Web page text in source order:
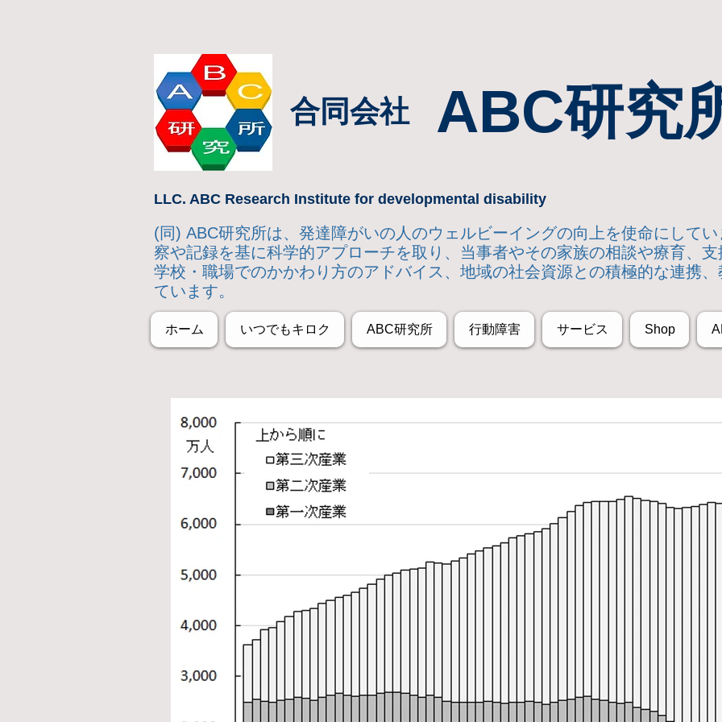
合同会社 ABC研究
LLC. ABC Research Institute for developmental disability
(同) ABC研究所は、発達障がいの人のウェルビーイングの向上を使命にして
察や記録を基に科学的アプローチを取り 、当事者やその家族の相談や療育、
学校・職場でのかかわり方のアドバイス、地域の社会資源との積極的な連携
ています。
ホーム いつでもキロク ABC研究所 行動障害 サービス Shop